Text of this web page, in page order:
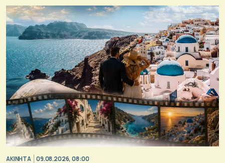
ΑΚΙΝΗΤΑ 09.08.2026, 08:00